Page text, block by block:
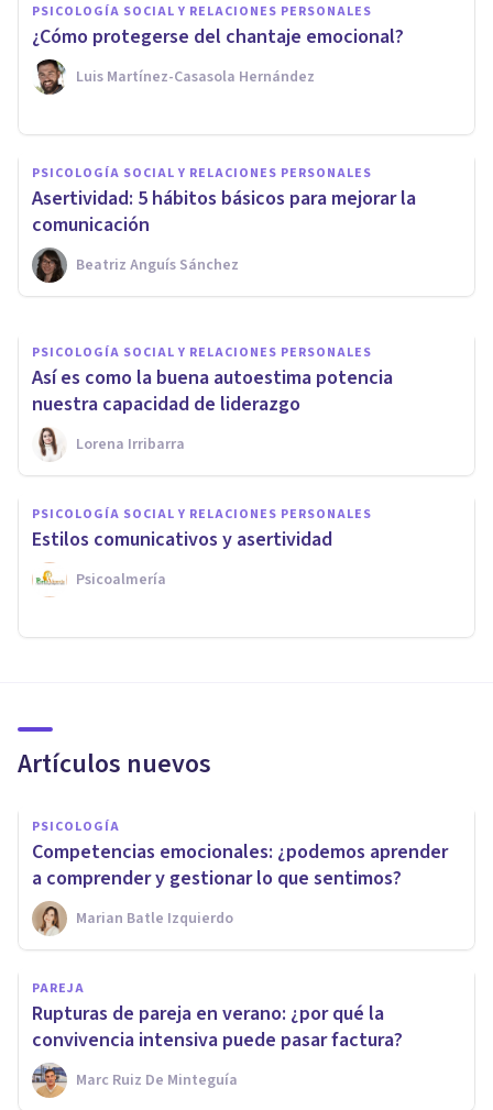
PSICOLOGÍA SOCIAL Y RELACIONES PERSONALES
¿Cómo protegerse del chantaje emocional?
Luis Martínez-Casasola Hernández
PSICOLOGÍA SOCIAL Y RELACIONES PERSONALES
Asertividad: 5 hábitos básicos para mejorar la
comunicación
Beatriz Anguís Sánchez
¿Cómo influye la autoestima al
hacer amigos?
Nahum Montagud Rubio
PSICOLOGÍA SOCIAL Y RELACIONES PERSONALES
Así es como la buena autoestima potencia
nuestra capacidad de liderazgo
Lorena Irribarra
PSICOLOGÍA SOCIAL Y RELACIONES PERSONALES
Estilos comunicativos y asertividad
Psicoalmería
Artículos nuevos
PSICOLOGÍA
Competencias emocionales: ¿podemos aprender
a comprender y gestionar lo que sentimos?
Marian Batle Izquierdo
PAREJA
Rupturas de pareja en verano: ¿por qué la
convivencia intensiva puede pasar factura?
Marc Ruiz De Minteguía